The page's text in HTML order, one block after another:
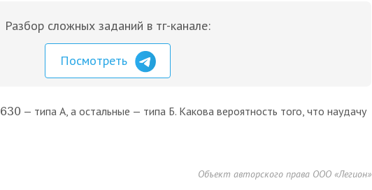
Разбор сложных заданий в тг-канале:
Посмотреть
630 — типа A, а остальные — типа Б. Какова вероятность того, что наудачу
Объект авторского права ООО «Легион»